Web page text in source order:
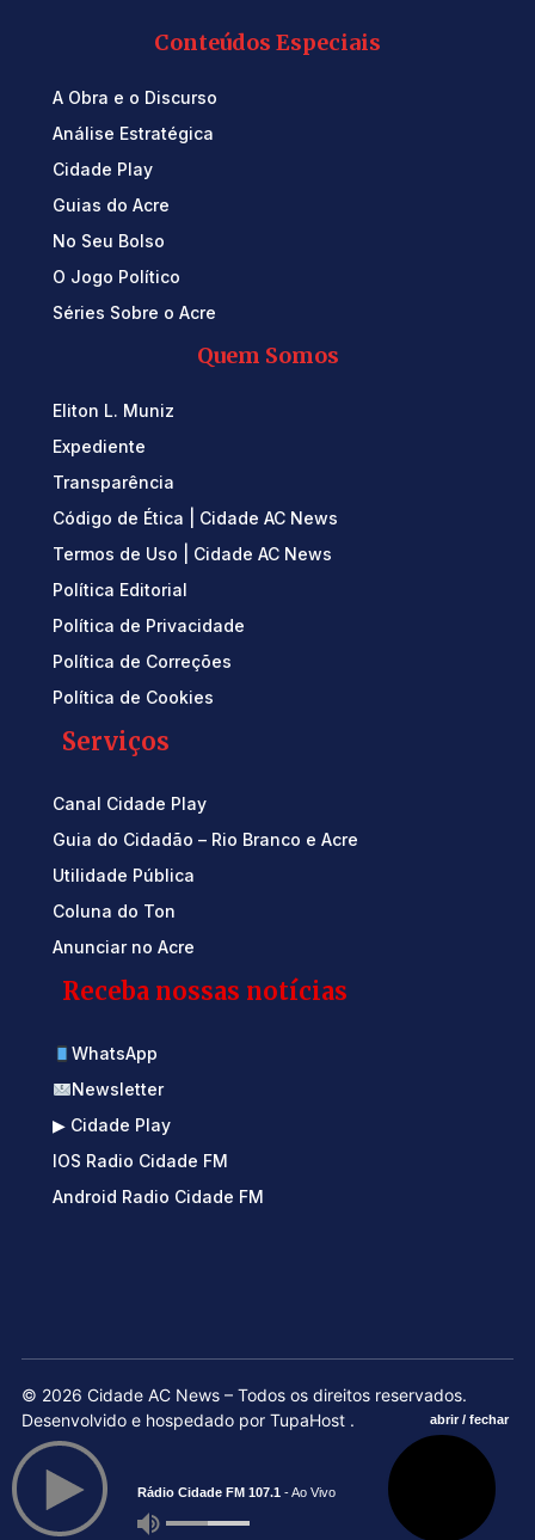
Conteúdos Especiais
A Obra e o Discurso
Análise Estratégica
Cidade Play
Guias do Acre
No Seu Bolso
O Jogo Político
Séries Sobre o Acre
Quem Somos
Eliton L. Muniz
Expediente
Transparência
Código de Ética | Cidade AC News
Termos de Uso | Cidade AC News
Política Editorial
Política de Privacidade
Política de Correções
Política de Cookies
Serviços
Canal Cidade Play
Guia do Cidadão – Rio Branco e Acre
Utilidade Pública
Coluna do Ton
Anunciar no Acre
Receba nossas notícias
WhatsApp
Newsletter
▶ Cidade Play
IOS Radio Cidade FM
Android Radio Cidade FM
© 2026 Cidade AC News – Todos os direitos reservados.
Desenvolvido e hospedado por TupaHost . abrir / fechar
Rádio Cidade FM 107.1 - Ao Vivo